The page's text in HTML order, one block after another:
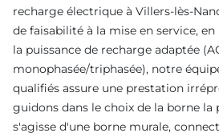
recharge électrique à Villers-lès-
de faisabilité à la mise en service,
la puissance de recharge adaptée
monophasée/triphasée), notre
qualifiés assure une prestation
guidons dans le choix de la borne la
s'agisse d'une borne murale,